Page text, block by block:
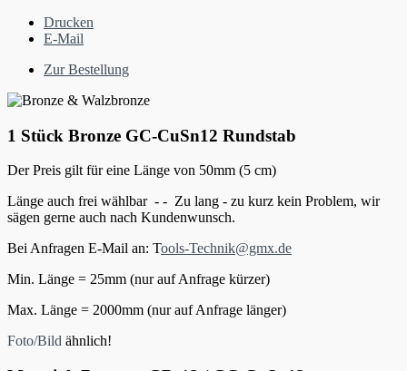
Drucken
E-Mail
Zur Bestellung
1 Stück Bronze GC-CuSn12 Rundstab
Der Preis gilt für eine Länge von 50mm (5 cm)
Länge auch frei wählbar - - Zu lang - zu kurz kein Problem, wir
sägen gerne auch nach Kundenwunsch.
Bei Anfragen E-Mail an: Tools-Technik@gmx.de
Min. Länge = 25mm (nur auf Anfrage kürzer)
Max. Länge = 2000mm (nur auf Anfrage länger)
Foto/Bild ähnlich!